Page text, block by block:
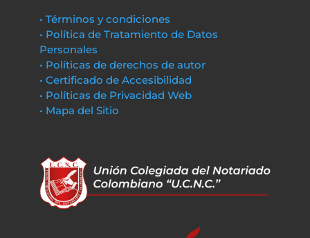
• Términos y condiciones
• Política de Tratamiento de Datos
Personales
• Políticas de derechos de autor
• Certificado de Accesibilidad
• Políticas de Privacidad Web
• Mapa del Sitio